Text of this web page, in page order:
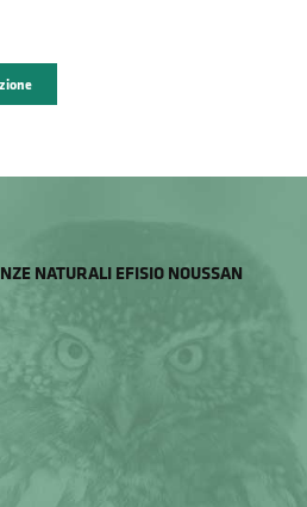
NATURALI EFISIO NOUSSAN